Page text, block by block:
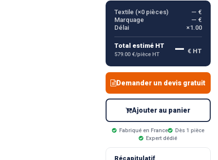
Textile (×0pièces)
— €
Marquage
— €
Délai
×1.00
Total estimé HT
579.00 €/pièce HT — € HT
Demander un devis gratuit
Ajouter au panier
Fabriqué en France
Dès 1 pièce
Expert dédié
Récapitulatif